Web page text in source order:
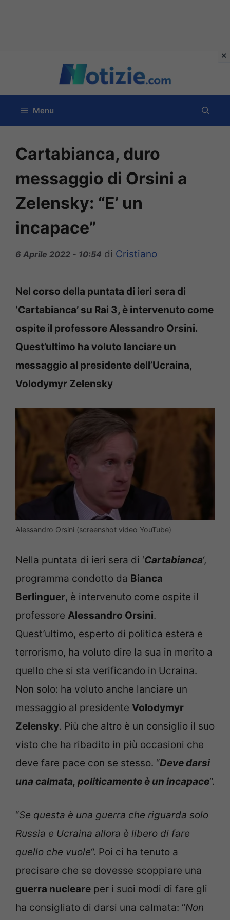
contenuto
Menu
Cartabianca, duro
messaggio di Orsini a
Zelensky: “E’ un
incapace”
6 Aprile 2022 - 10:54 di Cristiano
Nel corso della puntata di ieri sera di
‘Cartabianca’ su Rai 3, è intervenuto come
ospite il professore Alessandro Orsini.
Quest’ultimo ha voluto lanciare un
messaggio al presidente dell’Ucraina,
Volodymyr Zelensky
Alessandro Orsini (screenshot video YouTube)
Nella puntata di ieri sera di ‘Cartabianca‘,
programma condotto da Bianca
Berlinguer, è intervenuto come ospite il
professore Alessandro Orsini.
Quest’ultimo, esperto di politica estera e
terrorismo, ha voluto dire la sua in merito a
quello che si sta verificando in Ucraina.
Non solo: ha voluto anche lanciare un
messaggio al presidente Volodymyr
Zelensky. Più che altro è un consiglio il suo
visto che ha ribadito in più occasioni che
deve fare pace con se stesso. “Deve darsi
una calmata, politicamente è un incapace“.
“Se questa è una guerra che riguarda solo
Russia e Ucraina allora è libero di fare
quello che vuole“. Poi ci ha tenuto a
precisare che se dovesse scoppiare una
guerra nucleare per i suoi modi di fare gli
ha consigliato di darsi una calmata: “Non